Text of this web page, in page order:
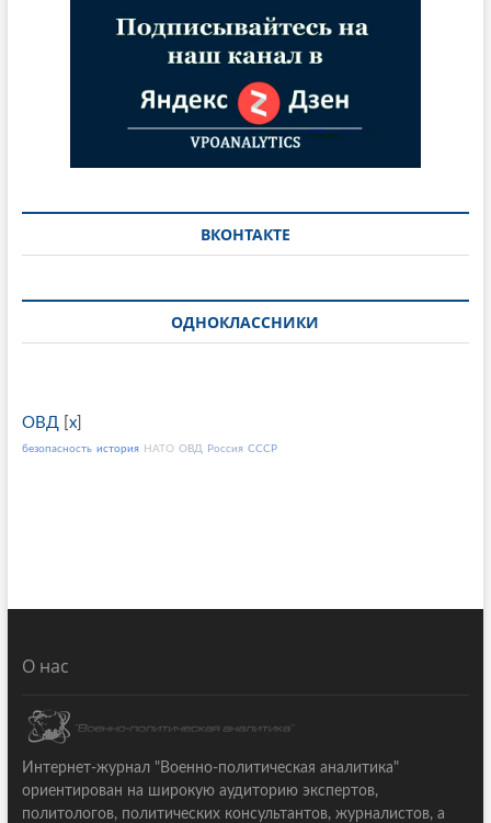
ВКОНТАКТЕ
ОДНОКЛАССНИКИ
ОВД[ x]
безопасность история НАТО ОВД Россия СССР
О нас
Интернет-журнал "Военно-политическая аналитика"
ориентирован на широкую аудиторию экспертов,
политологов, политических консультантов, журналистов, а